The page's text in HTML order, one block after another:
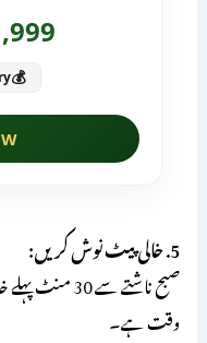
5. خالی پیٹ نوش کریں:
صبح ناشتے سے
وقت ہے۔